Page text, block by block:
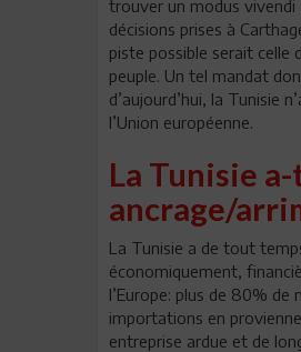
trouver un modus vivendi
décisions prises à
piste possible serait celle
peuple. Un tel mandat
d’aujourd’hui, la Tunisie
l’Union européenne.
La Tunisie
ancrage/
La Tunisie a de tout
économiquement,
l’Europe: plus de 80%
importations en
entreprise ardue et de